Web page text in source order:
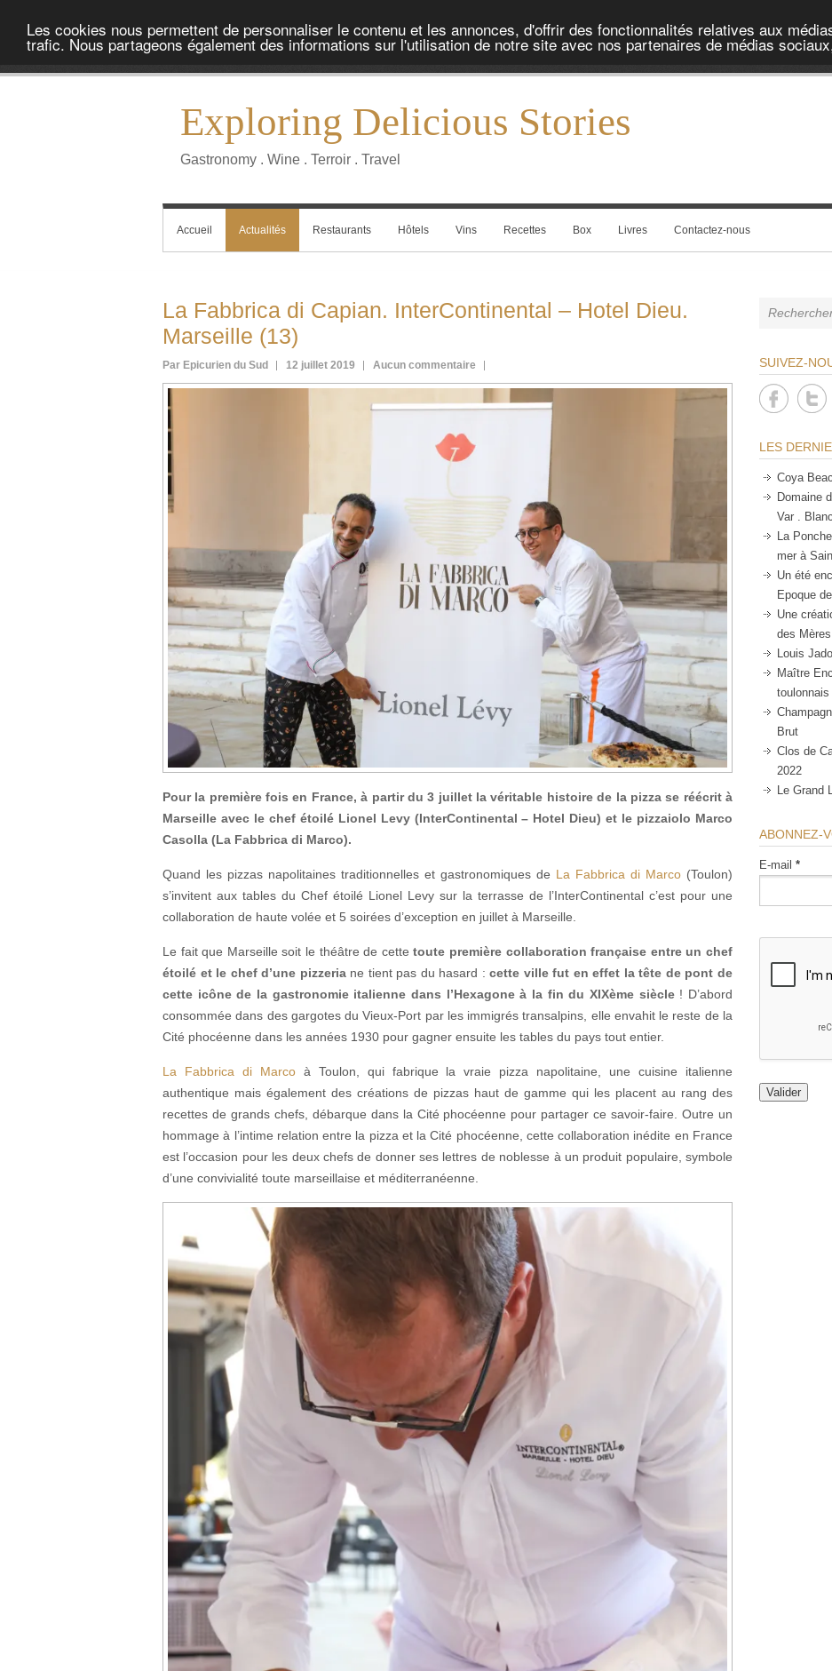
Les cookies nous permettent de personnaliser le contenu et les annonces, d'offrir des fonctionnalités relatives aux
trafic. Nous partageons également des informations sur l'utilisation de notre site avec nos partenaires de médias
Exploring Delicious Stories
Gastronomy . Wine . Terroir . Travel
Accueil Actualités Restaurants Hôtels Vins Recettes Box Livres Contactez-nous
La Fabbrica di Capian. InterContinental – Hotel Dieu.
Marseille (13)
Par Epicurien du Sud 12 juillet 2019 Aucun commentaire
Pour la première fois en France, à partir du 3 juillet la véritable histoire de la pizza se réécrit à
Marseille avec le chef étoilé Lionel Levy (InterContinental – Hotel Dieu) et le pizzaiolo Marco
Casolla (La Fabbrica di Marco).
Quand les pizzas napolitaines traditionnelles et gastronomiques de La Fabbrica di Marco (Toulon)
s’invitent aux tables du Chef étoilé Lionel Levy sur la terrasse de l’InterContinental c’est pour une
collaboration de haute volée et 5 soirées d’exception en juillet à Marseille.
Le fait que Marseille soit le théâtre de cettetoute première collaboration française entre un chef
étoilé et le chef d’une pizzeriane tient pas du hasard :cette ville fut en effet la tête de pont de
cette icône de la gastronomie italienne dans l’Hexagone à la fin du XIXème siècle! D’abord
consommée dans des gargotes du Vieux-Port par les immigrés transalpins, elle envahit le reste de la
Cité phocéenne dans les années 1930 pour gagner ensuite les tables du pays tout entier.
La Fabbrica di Marcoà Toulon, qui fabrique la vraie pizza napolitaine, une cuisine italienne
authentique mais également des créations de pizzas haut de gamme qui les placent au rang des
recettes de grands chefs, débarque dans la Cité phocéenne pour partager ce savoir-faire. Outre un
hommage à l’intime relation entre la pizza et la Cité phocéenne, cette collaboration inédite en France
est l’occasion pour les deux chefs de donner ses lettres de noblesse à un produit populaire, symbole
d’une convivialité toute marseillaise et méditerranéenne.
SUIVEZ-
LES
Coya
Domaine
Var .
La
mer à
Un été
Epoque
Une
des
Louis
Maître
toulonnais
Brut
Clos de
2022
Le Grand
ABONNEZ-
E-mail *